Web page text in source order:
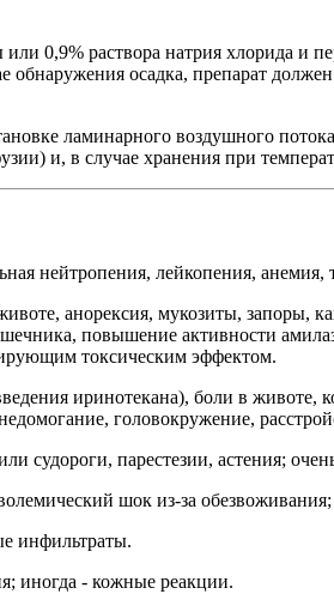
или 0,9% раствора натрия хлорида
обнаружения осадка, препарат
ламинарного воздушного
и, в случае хранения при
нейтропения, лейкопения, анемия,
анорексия, мукозиты, запоры,
повышение активности
токсическим эффектом.
иринотекана), боли в
головокружение,
парестезии, астения;
шок из-за
инфильтраты.
иногда - кожные реакции.